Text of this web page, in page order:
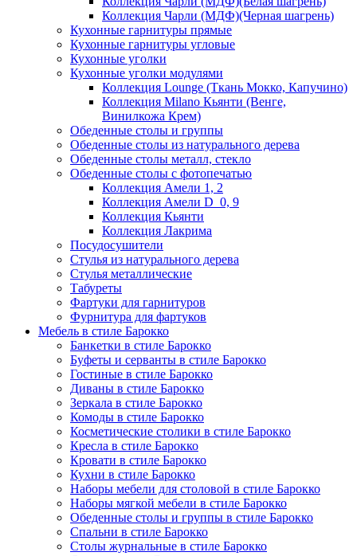
Коллекция Чарли (МДФ)(Черная шагрень)
Кухонные гарнитуры прямые
Кухонные гарнитуры угловые
Кухонные уголки
Кухонные уголки модулями
Коллекция Lounge (Ткань Мокко, Капучино)
Коллекция Milano Кьянти (Венге,
Винилкожа Крем)
Обеденные столы и группы
Обеденные столы из натурального дерева
Обеденные столы металл, стекло
Обеденные столы с фотопечатью
Коллекция Амели 1, 2
Коллекция Амели D_0, 9
Коллекция Кьянти
Коллекция Лакрима
Посудосушители
Стулья из натурального дерева
Стулья металлические
Табуреты
Фартуки для гарнитуров
Фурнитура для фартуков
Мебель в стиле Барокко
Банкетки в стиле Барокко
Буфеты и серванты в стиле Барокко
Гостиные в стиле Барокко
Диваны в стиле Барокко
Зеркала в стиле Барокко
Комоды в стиле Барокко
Косметические столики в стиле Барокко
Кресла в стиле Барокко
Кровати в стиле Барокко
Кухни в стиле Барокко
Наборы мебели для столовой в стиле Барокко
Наборы мягкой мебели в стиле Барокко
Обеденные столы и группы в стиле Барокко
Спальни в стиле Барокко
Столы журнальные в стиле Барокко